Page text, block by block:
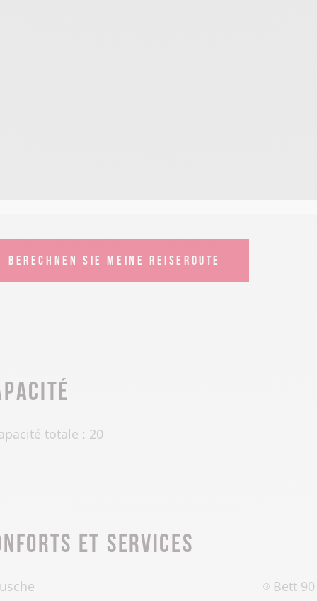
BERECHNEN SIE MEINE REISEROUTE
totale : 20
et services
Bett